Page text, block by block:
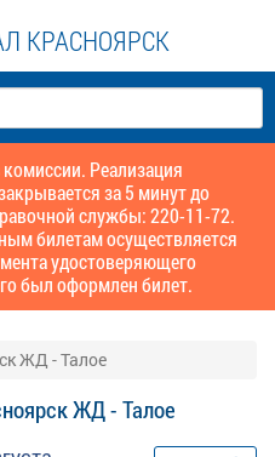
КРАСНОЯРСК
Реализация
за 5 минут до
службы: 220-11-72.
билетам осуществляется
удостоверяющего
был оформлен билет.
ЖД - Талое
ЖД - Талое